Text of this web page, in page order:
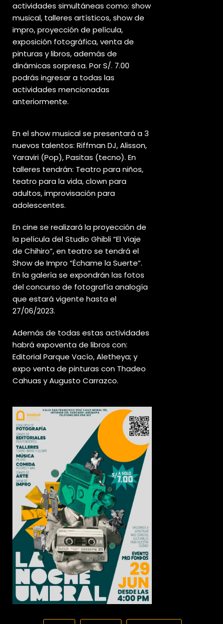
actividades simultáneas como: show
musical, talleres artísticos, show de
impro, proyección de película,
exposición fotográfica, venta de
pinturas y libros, además de
dinámicas sorpresa. Por S/. 7.00
podrás ingresar a todas las
actividades mencionadas
anteriormente.
En el show musical se presentará a 3
nuevos talentos: Riffman DJ, Alisson,
Yaraviri (Pop), Pasitas (tecno). En
talleres tendrán: Teatro para niños,
teatro para la vida, clown para
adultos, improvisación para
adolescentes.
En cine se realizará la proyección de
la película del Studio Ghibli “El Viaje
de Chihiro”, en teatro se tendrá el
Show de Impro “Échame la Suerte”.
En la galería se expondrán las fotos
del concurso de fotografía analogía
que estará vigente hasta el
27/06/2023.
Además de todas estas actividades
habrá expoventa de libros con:
Editorial Parque Vacío, Aletheya; y
expo venta de pinturas con Thadeo
Cahuas y Augusto Carrazco.